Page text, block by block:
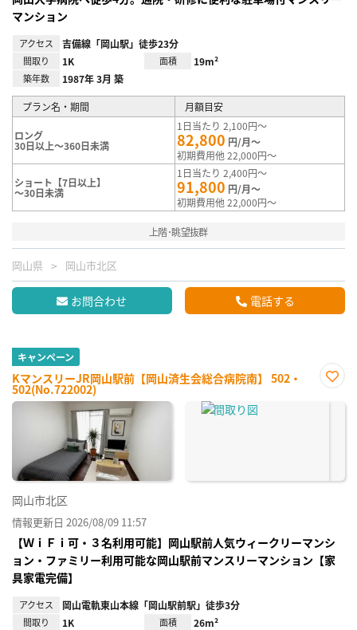
マンション
アクセス 吉備線「岡山駅」徒歩23分
間取り 1K 面積 19m²
築年数 1987年 3月 築
プラン名・期間 月額目安
ロング
30日以上～360日未満
1日当たり 2,100円～
82,800 円/月～
初期費用他 22,000円～
ショート【7日以上】
～30日未満
1日当たり 2,400円～
91,800 円/月～
初期費用他 22,000円～
上階･眺望抜群
岡山県 岡山市北区
お問合わせ 電話する
キャンペーン
KマンスリーJR岡山駅前【岡山済生会総合病院南】 502・
502(No.722002)
に入
岡山市北区
情報更新日 2026/08/09 11:57
【ＷｉＦｉ可・３名利用可能】岡山駅前人気ウィークリーマンシ
ョン・ファミリー利用可能な岡山駅前マンスリーマンション【家
具家電完備】
アクセス 岡山電軌東山本線「岡山駅前駅」徒歩3分
間取り 1K 面積 26m²